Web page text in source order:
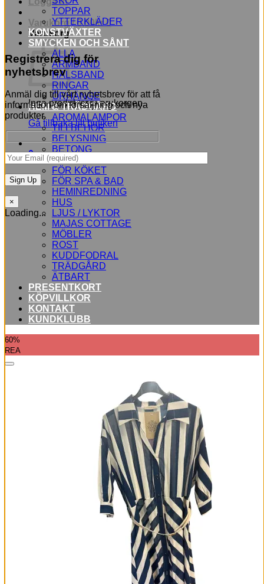
Registrera dig för
nyhetsbrev
Anmäl dig till vårt nyhetsbrev för att få
information om försäljning och nya
produkter.
×
Loading...
Varukorg /0,00kr 0
Varukorg
Inga produkter i varukorgen.
Gå tillbaka till butiken
0
TOPPAR
YTTERKLÄDER
KONSTVÄXTER
SMYCKEN OCH SÅNT
ALLA
ARMBAND
HALSBAND
RINGAR
ÖRHÄNGE
HEM & TRÄDGÅRD
AROMALAMPOR
TILLBEHÖR
BELYSNING
BETONG
BLOMMOR
FÖR KÖKET
FÖR SPA & BAD
HEMINREDNING
HUS
LJUS / LYKTOR
MAJAS COTTAGE
MÖBLER
ROST
KUDDFODRAL
TRÄDGÅRD
ÄTBART
PRESENTKORT
KÖPVILLKOR
KONTAKT
KUNDKLUBB
60%
REA